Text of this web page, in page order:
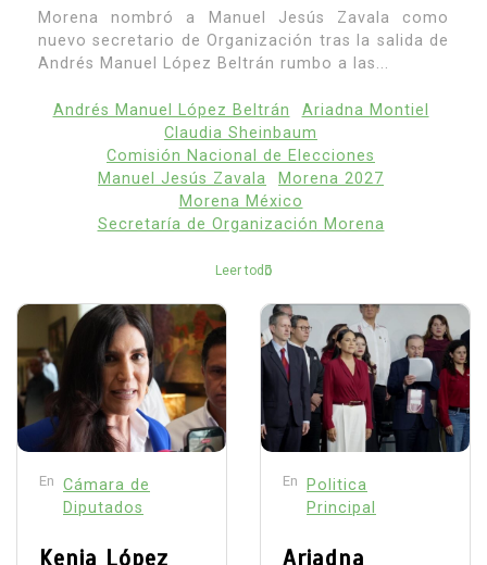
Morena nombró a Manuel Jesús Zavala como
nuevo secretario de Organización tras la salida de
Andrés Manuel López Beltrán rumbo a las...
Andrés Manuel López Beltrán
Ariadna Montiel
Claudia Sheinbaum
Comisión Nacional de Elecciones
Manuel Jesús Zavala
Morena 2027
Morena México
Secretaría de Organización Morena
Leer todo
En Cámara de
Diputados
Kenia López
En
Politica
Principal
Ariadna